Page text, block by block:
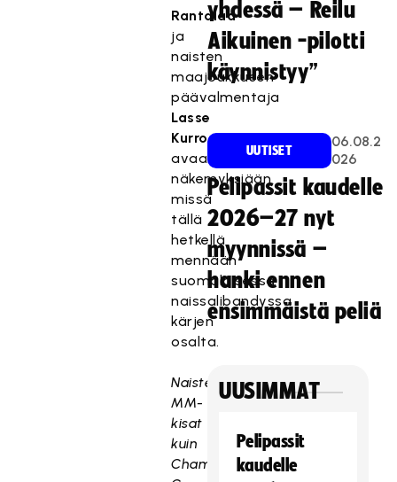
Rantalaa
ja
naisten
maajoukkueen
päävalmentaja
Lasse
Kurrosta
avaamaan
näkemyksiään
missä
tällä
hetkellä
mennään
suomalaisessa
naissalibandyssa
kärjen
osalta.
Naisten
MM-
kisat
kuin
Champions
yhdessä – Reilu
Aikuinen -pilotti
käynnistyy”
UUTISET
06.08.2
026
Pelipassit kaudelle
2026–27 nyt
myynnissä –
hanki ennen
ensimmäistä peliä
UUSIMMAT
Pelipassit
kaudelle